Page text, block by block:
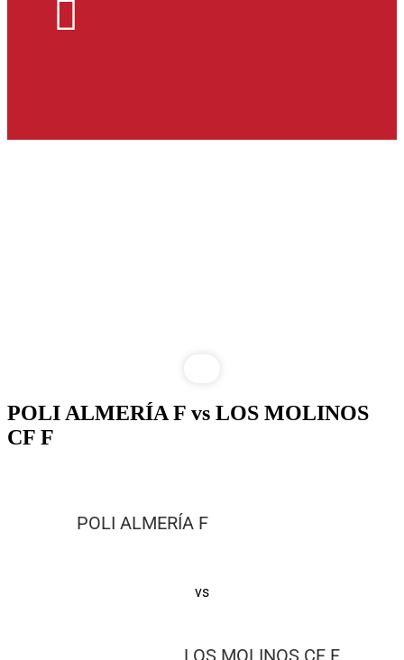
POLI ALMERÍA F vs LOS MOLINOS
CF F
POLI ALMERÍA F
vs
LOS MOLINOS CF F